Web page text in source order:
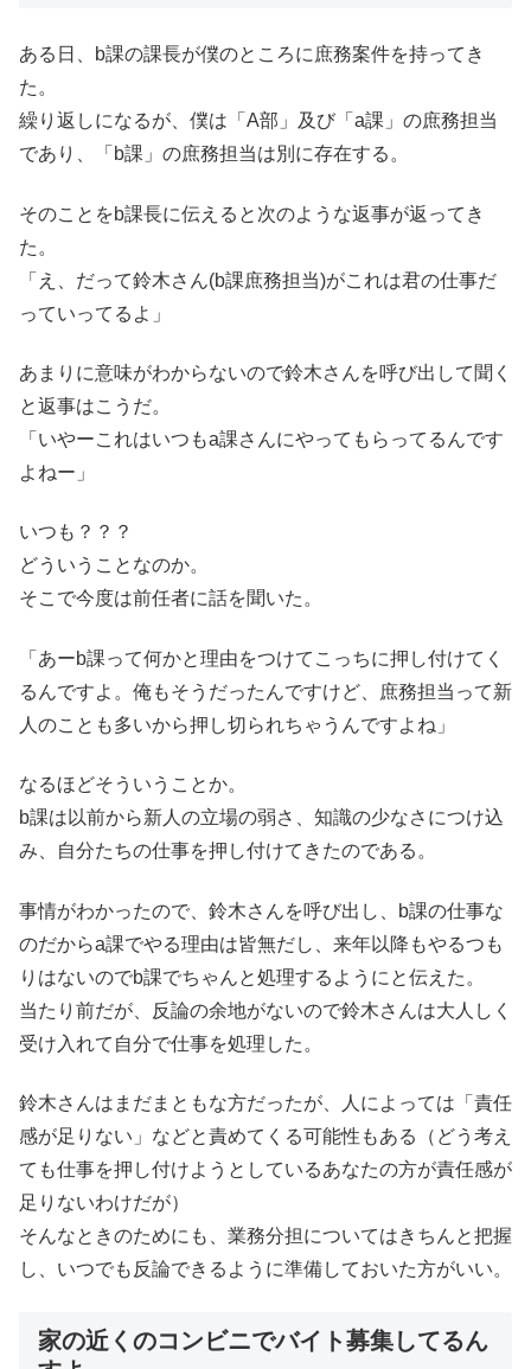
ある日、b課の課長が僕のところに庶務案件を持ってき
た。
繰り返しになるが、僕は「A部」及び「a課」の庶務担当
であり、「b課」の庶務担当は別に存在する。
そのことをb課長に伝えると次のような返事が返ってき
た。
「え、だって鈴木さん(b課庶務担当)がこれは君の仕事だ
っていってるよ」
あまりに意味がわからないので鈴木さんを呼び出して聞く
と返事はこうだ。
「いやーこれはいつもa課さんにやってもらってるんです
よねー」
いつも？？？
どういうことなのか。
そこで今度は前任者に話を聞いた。
「あーb課って何かと理由をつけてこっちに押し付けてく
るんですよ。俺もそうだったんですけど、庶務担当って新
人のことも多いから押し切られちゃうんですよね」
なるほどそういうことか。
b課は以前から新人の立場の弱さ、知識の少なさにつけ込
み、自分たちの仕事を押し付けてきたのである。
事情がわかったので、鈴木さんを呼び出し、b課の仕事な
のだからa課でやる理由は皆無だし、来年以降もやるつも
りはないのでb課でちゃんと処理するようにと伝えた。
当たり前だが、反論の余地がないので鈴木さんは大人しく
受け入れて自分で仕事を処理した。
鈴木さんはまだまともな方だったが、人によっては「責任
感が足りない」などと責めてくる可能性もある（どう考え
ても仕事を押し付けようとしているあなたの方が責任感が
足りないわけだが）
そんなときのためにも、業務分担についてはきちんと把握
し、いつでも反論できるように準備しておいた方がいい。
家の近くのコンビニでバイト募集してるん